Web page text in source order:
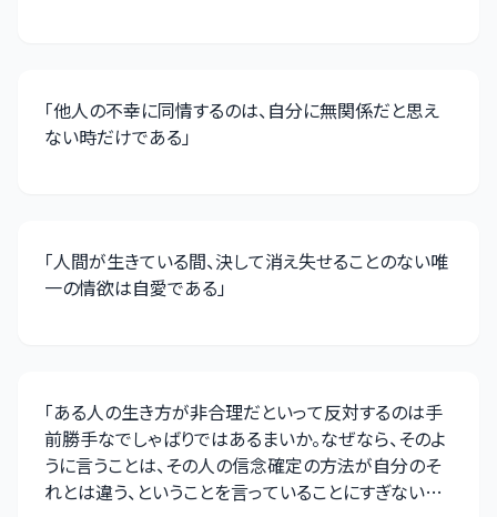
「他人の不幸に同情するのは、自分に無関係だと思え
ない時だけである」
「人間が生きている間、決して消え失せることのない唯
一の情欲は自愛である」
「ある人の生き方が非合理だといって反対するのは手
前勝手なでしゃばりではあるまいか。なぜなら、そのよ
うに言うことは、その人の信念確定の方法が自分のそ
れとは違う、ということを言っていることにすぎないか